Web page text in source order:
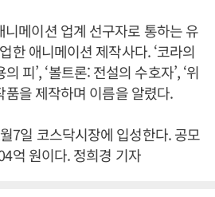
메이션 업계 선구자로 통하는 유
한 애니메이션 제작사다. ‘코라의
의 피’, ‘볼트론: 전설의 수호자’, ‘위
품을 제작하며 이름을 알렸다.
7일 코스닥시장에 입성한다. 공모
억 원이다. 정희경 기자